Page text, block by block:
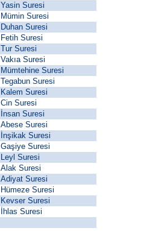
Yasin Suresi
Mümin Suresi
Duhan Suresi
Fetih Suresi
Tur Suresi
Vakıa Suresi
Mümtehine Suresi
Tegabun Suresi
Kalem Suresi
Cin Suresi
İnsan Suresi
Abese Suresi
İnşikak Suresi
Gaşiye Suresi
Leyl Suresi
Alak Suresi
Adiyat Suresi
Hümeze Suresi
Kevser Suresi
İhlas Suresi